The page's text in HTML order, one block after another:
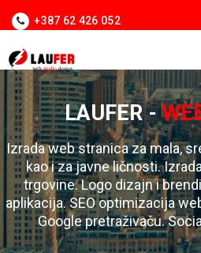
+387 62 426 052
LAUFER -
Izrada web stranica za mala,
kao i za javne ličnosti.
trgovine. Logo dizajn i
aplikacija. SEO optimizacija
Google pretraživaču.